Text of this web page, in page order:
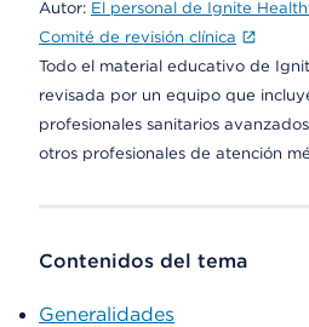
Autor: El personal de Ignite
Comité de revisión clínica
Todo el material educativo de
revisada por un equipo que
profesionales sanitarios
otros profesionales de atención
Contenidos del tema
Generalidades